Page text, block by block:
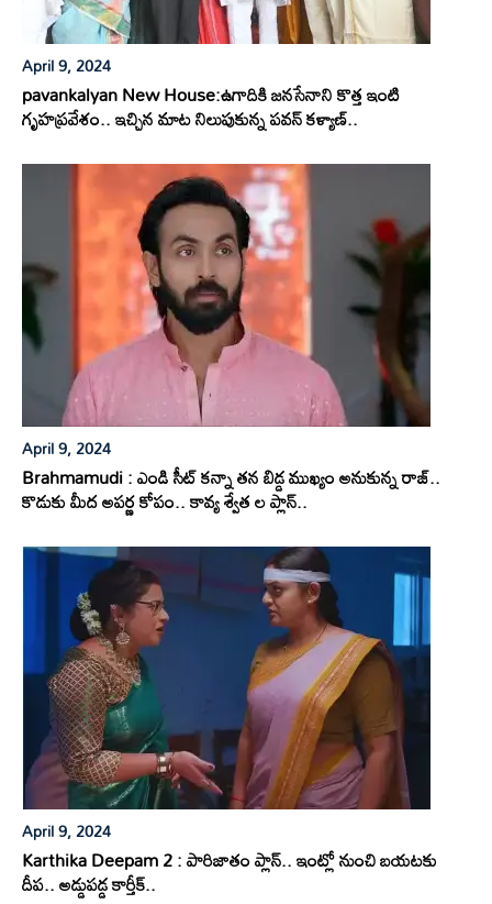
April 9, 2024
pavankalyan New House:ఉగాదికి జనసేనాని కొత్త ఇంటి
గృహప్రవేశం.. ఇచ్చిన మాట నిలుపుకున్న పవన్ కళ్యాణ్..
April 9, 2024
Brahmamudi : ఎండి సీట్ కన్నా తన బిడ్డ ముఖ్యం అనుకున్న రాజ్..
కొడుకు మీద అపర్ణ కోపం.. కావ్య శ్వేత ల ప్లాన్..
April 9, 2024
Karthika Deepam 2 : పారిజాతం ప్లాన్.. ఇంట్లో నుంచి బయటకు
దీప.. అడ్డుపడ్డ కార్తీక్..